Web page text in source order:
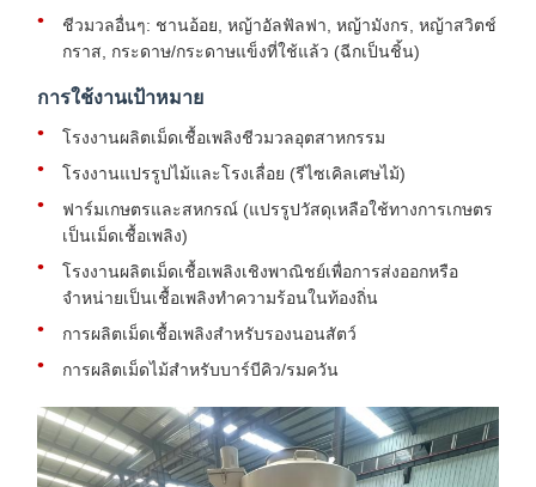
ชีวมวลอื่นๆ: ชานอ้อย, หญ้าอัลฟัลฟา, หญ้ามังกร, หญ้าสวิตช์
กราส, กระดาษ/กระดาษแข็งที่ใช้แล้ว (ฉีกเป็นชิ้น)
การใช้งานเป้าหมาย
โรงงานผลิตเม็ดเชื้อเพลิงชีวมวลอุตสาหกรรม
โรงงานแปรรูปไม้และโรงเลื่อย (รีไซเคิลเศษไม้)
ฟาร์มเกษตรและสหกรณ์ (แปรรูปวัสดุเหลือใช้ทางการเกษตร
เป็นเม็ดเชื้อเพลิง)
โรงงานผลิตเม็ดเชื้อเพลิงเชิงพาณิชย์เพื่อการส่งออกหรือ
จำหน่ายเป็นเชื้อเพลิงทำความร้อนในท้องถิ่น
การผลิตเม็ดเชื้อเพลิงสำหรับรองนอนสัตว์
การผลิตเม็ดไม้สำหรับบาร์บีคิว/รมควัน